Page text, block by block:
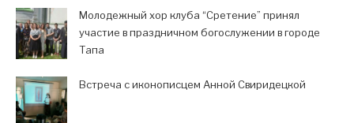
Молодежный хор клуба “Сретение” принял
участие в праздничном богослужении в городе
Тапа
Встреча с иконописцем Анной Свиридецкой